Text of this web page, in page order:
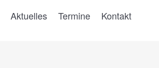
Aktuelles Termine Kontakt